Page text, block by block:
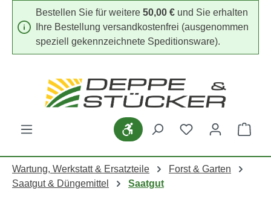
Zum Hauptinhalt springen
Bestellen Sie für weitere 50,00 € und Sie erhalten
Ihre Bestellung versandkostenfrei (ausgenommen
speziell gekennzeichnete Speditionsware).
Werkzeugleiste anzeigen
Du hast 0
Wartung, Werkstatt & Ersatzteile
Forst & Garten
Saatgut & Düngemittel
Saatgut